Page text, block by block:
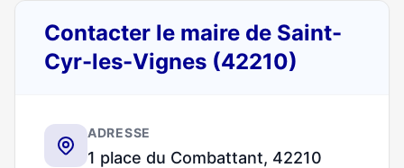
Contacter le maire de Saint-
Cyr-les-Vignes (42210)
ADRESSE
1 place du Combattant, 42210